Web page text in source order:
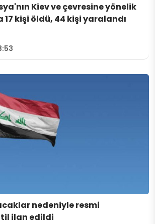
Kiev ve çevresine yönelik
17 kişi öldü, 44 kişi yaralandı
nedeniyle resmi
ilan edildi